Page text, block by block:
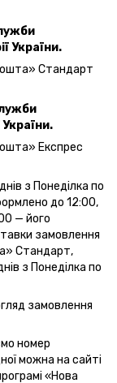
України.
Стандарт
України.
Експрес
з Понеділка по
до 12:00,
— його
замовлення
Стандарт,
з Понеділка по
замовлення
номер
можна на сайті
«Нова